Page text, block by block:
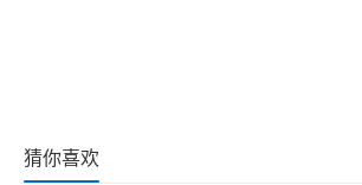
猜你喜欢